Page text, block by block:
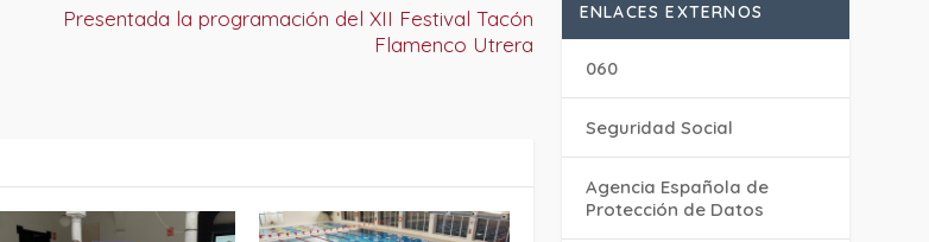
Presentada la programación del XII Festival Tacón
Flamenco Utrera
ENLACES EXTERNOS
060
Seguridad Social
Agencia Española de
Protección de Datos